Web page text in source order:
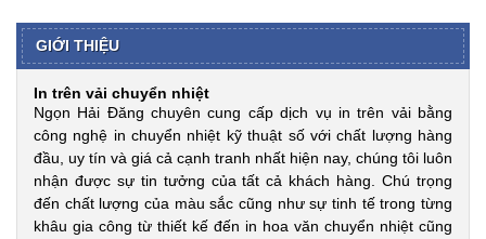
GIỚI THIỆU
In trên vải chuyển nhiệt
Ngọn Hải Đăng chuyên cung cấp dịch vụ in trên vải bằng
công nghệ in chuyển nhiệt kỹ thuật số với chất lượng hàng
đầu, uy tín và giá cả cạnh tranh nhất hiện nay, chúng tôi luôn
nhận được sự tin tưởng của tất cả khách hàng. Chú trọng
đến chất lượng của màu sắc cũng như sự tinh tế trong từng
khâu gia công từ thiết kế đến in hoa văn chuyển nhiệt cũng